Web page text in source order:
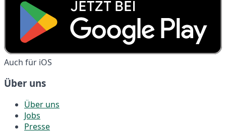
Auch für iOS
Über uns
Über uns
Jobs
Presse